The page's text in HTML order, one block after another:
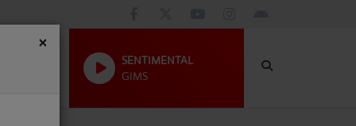
SENTIMENTAL
GIMS
×